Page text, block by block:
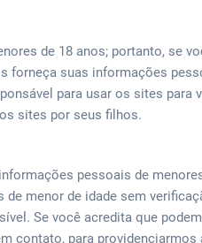
de 18 anos; portanto, se
forneça suas informações
para usar os sites para
sites por seus filhos.
pessoais de
menor de idade sem
Se você acredita que
contato, para